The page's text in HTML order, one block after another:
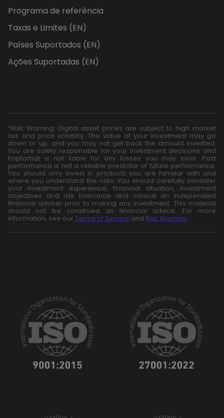
Programa de referência
Taxas e Limites (EN)
Países Suportados (EN)
Ações Suportadas (EN)
*Risk Warning: Digital asset prices are subject to high market
risk and price volatility. The value of your investment may go
down or up, and you may not get back the amount invested.
You are solely responsible for your investment decisions and
Kriptomat is not liable for any losses you may incur. Past
performance is not a reliable predictor of future performance.
You should only invest in products you are familiar with and
where you understand the risks. You should carefully consider
your investment experience, financial situation, investment
objectives and risk tolerance and consult an independent
financial adviser prior to making any investment. This material
should not be construed as financial advice. For more
information, see our Terms of Service and Risk Warning.